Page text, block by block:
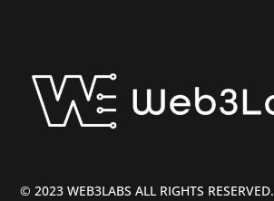
© 2023 WEB3LABS ALL RIGHTS RESERVED.